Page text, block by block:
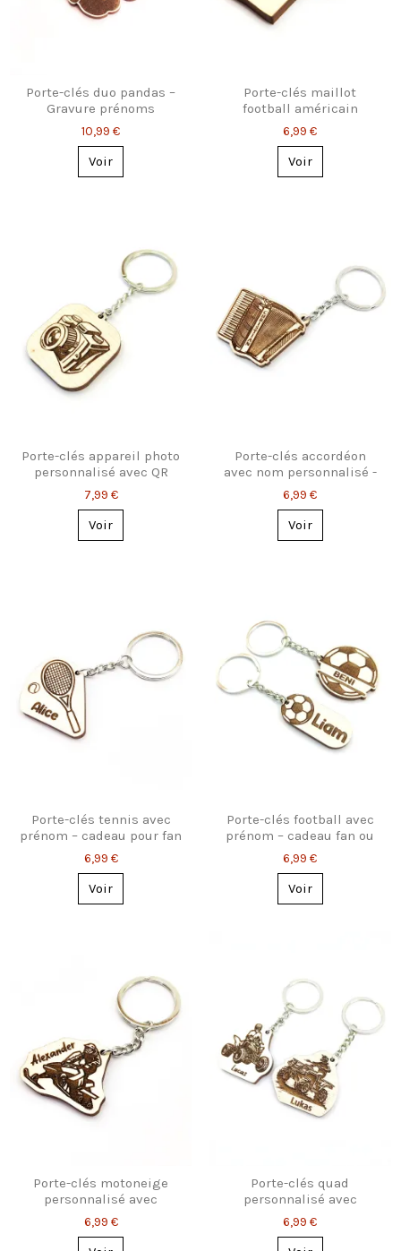
Porte-clés duo pandas –
Gravure prénoms
personnalisés
10,99 €
Voir
Porte-clés maillot
football américain
personnalisé
6,99 €
Voir
Porte-clés appareil photo
personnalisé avec QR
code
7,99 €
Voir
Porte-clés accordéon
avec nom personnalisé -
Cadeau accordéoniste
personnalisé
6,99 €
Voir
Porte-clés tennis avec
prénom – cadeau pour fan
de tennis
6,99 €
Voir
Porte-clés football avec
prénom – cadeau fan ou
joueur
6,99 €
Voir
Porte-clés motoneige
personnalisé avec
prénom gravé
6,99 €
Porte-clés quad
personnalisé avec
prénom – 2 styles au
choix
6,99 €